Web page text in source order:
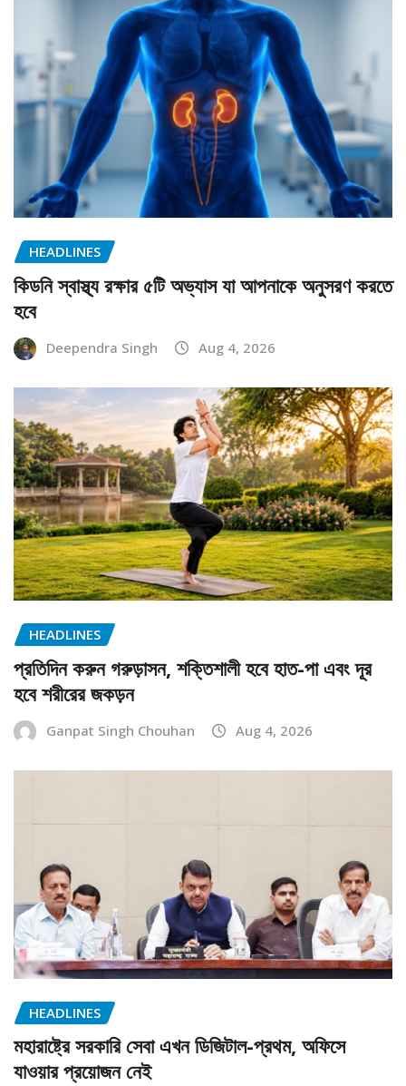
HEADLINES
কিডনি স্বাস্থ্য রক্ষার ৫টি অভ্যাস যা আপনাকে অনুসরণ করতে
হবে
Deependra Singh Aug 4, 2026
HEADLINES
প্রতিদিন করুন গরুড়াসন, শক্তিশালী হবে হাত-পা এবং দূর
হবে শরীরের জকড়ন
Ganpat Singh Chouhan Aug 4, 2026
HEADLINES
মহারাষ্ট্রে সরকারি সেবা এখন ডিজিটাল-প্রথম, অফিসে
যাওয়ার প্রয়োজন নেই